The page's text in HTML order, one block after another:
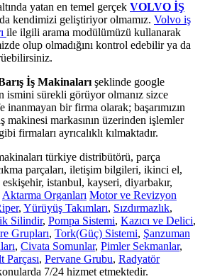
yatan en temel gerçek VOLVO İŞ
kendimizi geliştiriyor olmamız. Volvo iş
ile ilgili arama modülümüzü kullanarak
olup olmadığını kontrol edebilir ya da
İş Makinaları şeklinde google
ismini sürekli görüyor olmanız sizce
inanmayan bir firma olarak; başarımızın
makinesi markasının üzerinden işlemler
firmaları ayrıcalıklı kılmaktadır.
türkiye distribütörü, parça
parçaları, iletişim bilgileri, ikinci el,
istanbul, kayseri, diyarbakır,
Aktarma Organları Motor ve Revizyon
, Yürüyüş Takımları, Sızdırmazlık,
Silindir, Pompa Sistemi, Kazıcı ve Delici,
Grupları, Tork(Güç) Sistemi, Şanzuman
, Civata Somunlar, Pimler Sekmanlar,
Parçası, Pervane Grubu, Radyatör
7/24 hizmet etmektedir.